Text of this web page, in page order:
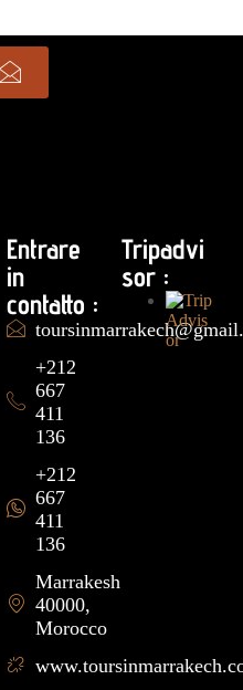
Entrare
in
contatto :
+212
667
411
136
+212
667
411
136
Marrakesh
40000,
Morocco
Tripadvi
sor :